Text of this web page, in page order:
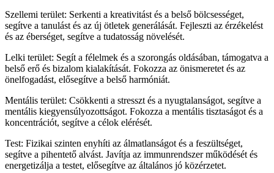
Szellemi terület: Serkenti a kreativitást és a belső bölcsességet,
segítve a tanulást és az új ötletek generálását. Fejleszti az érzékelést
és az éberséget, segítve a tudatosság növelését.
Lelki terület: Segít a félelmek és a szorongás oldásában, támogatva a
belső erő és bizalom kialakítását. Fokozza az önismeretet és az
önelfogadást, elősegítve a belső harmóniát.
Mentális terület: Csökkenti a stresszt és a nyugtalanságot, segítve a
mentális kiegyensúlyozottságot. Fokozza a mentális tisztaságot és a
koncentrációt, segítve a célok elérését.
Test: Fizikai szinten enyhíti az álmatlanságot és a feszültséget,
segítve a pihentető alvást. Javítja az immunrendszer működését és
energetizálja a testet, elősegítve az általános jó közérzetet.